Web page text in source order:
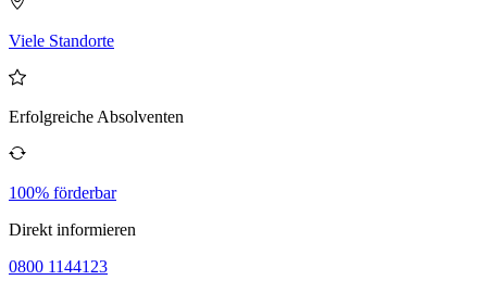
Viele Standorte
Erfolgreiche Absolventen
100% förderbar
Direkt informieren
0800 1144123